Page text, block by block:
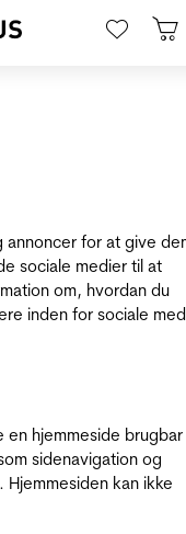
annoncer for at give
sociale medier til at
om, hvordan du
inden for sociale
hjemmeside
sidenavigation og
kan ikke